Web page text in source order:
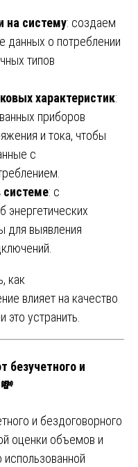
на систему: создаем
данных о потреблении
типов
характеристик:
приборов
и тока, чтобы
с
системе: с
энергетических
для выявления
как
влияет на качество
устранить.
безучетного и
💸
и бездоговорного
оценки объемов и